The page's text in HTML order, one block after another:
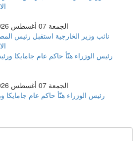
الجمعة 07 أغسطس 2026 03:56 صباحاً
نائب وزير الخارجية استقبل رئيس
الجمعة 07 أغسطس 2026 03:56 صباحاً
رئيس الوزراء هنّأ حاكم عام جامايكا